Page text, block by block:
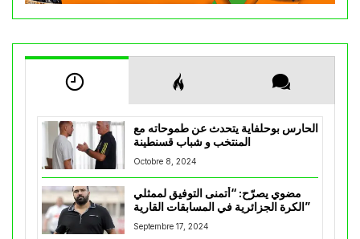
الحارس بوحلفاية يتحدث عن طموحاته مع
المنتخب و شباب قسنطينة
Octobre 8, 2024
مضوي يصرّح: “أتمنى التوفيق لممثلي
الكرة الجزائرية في المسابقات القارية”
Septembre 17, 2024